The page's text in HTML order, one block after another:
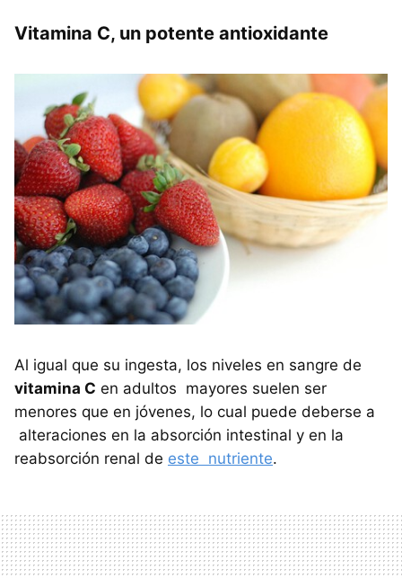
Vitamina C, un potente antioxidante
Al igual que su ingesta, los niveles en sangre de
vitamina C en adultos mayores suelen ser
menores que en jóvenes, lo cual puede deberse a
alteraciones en la absorción intestinal y en la
reabsorción renal de este nutriente.